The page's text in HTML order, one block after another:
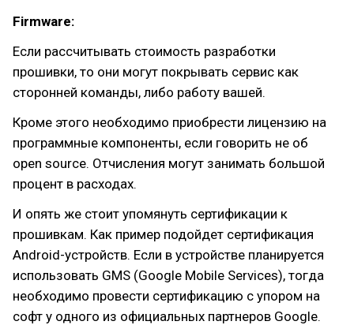
Firmware:
Если рассчитывать стоимость разработки
прошивки, то они могут покрывать сервис как
сторонней команды, либо работу вашей.
Кроме этого необходимо приобрести лицензию на
программные компоненты, если говорить не об
open source. Отчисления могут занимать большой
процент в расходах.
И опять же стоит упомянуть сертификации к
прошивкам. Как пример подойдет сертификация
Android-устройств. Если в устройстве планируется
использовать GMS (Google Mobile Services), тогда
необходимо провести сертификацию с упором на
софт у одного из официальных партнеров Google.